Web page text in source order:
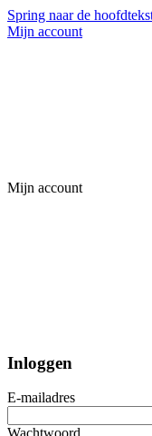
Spring naar de
Mijn account
Mijn account
Inloggen
E-mailadres